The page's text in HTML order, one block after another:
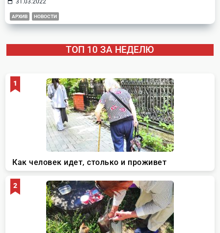
АРХИВ НОВОСТИ
ТОП 10 ЗА НЕДЕЛЮ